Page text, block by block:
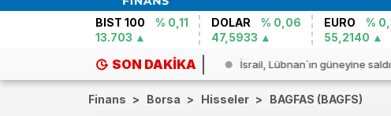
BIST 100
% 0,11
13.703
DOLAR
% 0,06
47,5933
EURO
%
55,2140
SON DAKIKA
kalbinde bıçaklı saldırı... İsrail, Lübnan`ın güneyine
Finans > Borsa > Hisseler > BAGFAS (BAGFS)